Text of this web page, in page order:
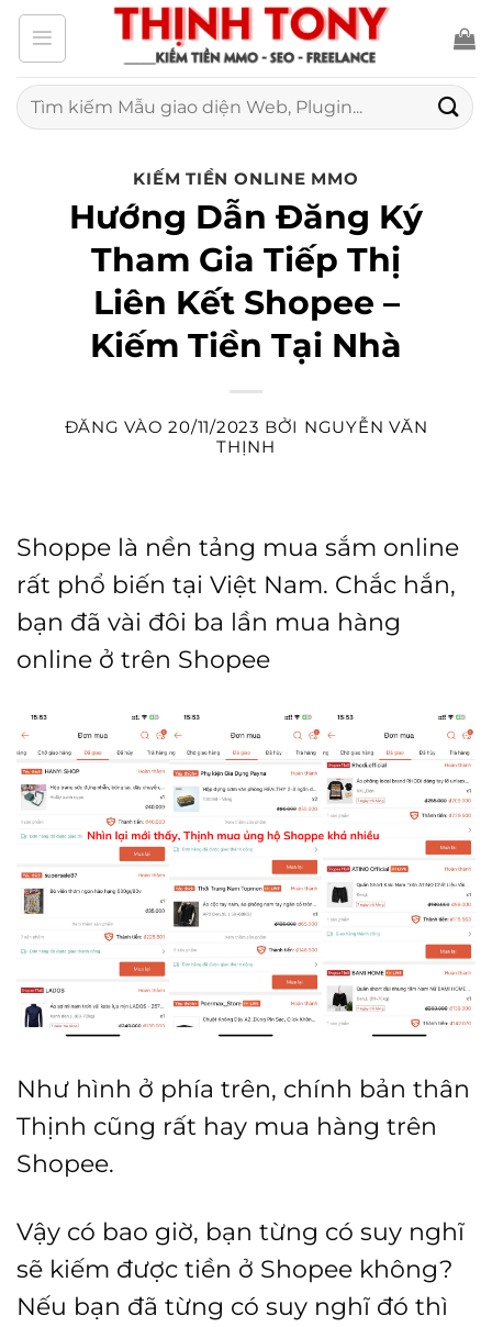
Bỏ
qua
nội
dung
Tìm
kiếm:
KIẾM TIỀN ONLINE MMO
Hướng Dẫn Đăng Ký
Tham Gia Tiếp Thị
Liên Kết Shopee –
Kiếm Tiền Tại Nhà
ĐĂNG VÀO20/11/2023 BỞI NGUYỄN VĂN
THỊNH
Shoppe là nền tảng mua sắm online
rất phổ biến tại Việt Nam. Chắc hắn,
bạn đã vài đôi ba lần mua hàng
online ở trên Shopee
Như hình ở phía trên, chính bản thân
Thịnh cũng rất hay mua hàng trên
Shopee.
Vậy có bao giờ, bạn từng có suy nghĩ
sẽ kiếm được tiền ở Shopee không?
Nếu bạn đã từng có suy nghĩ đó thì